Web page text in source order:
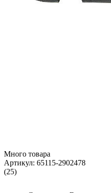
Много товара
Артикул: 65115-2902478
(25)